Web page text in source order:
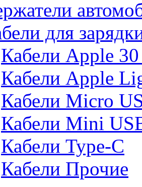
для
Кабели Apple
Кабели Apple
Кабели Micro
Кабели Mini
Кабели Type-C
Кабели Прочие